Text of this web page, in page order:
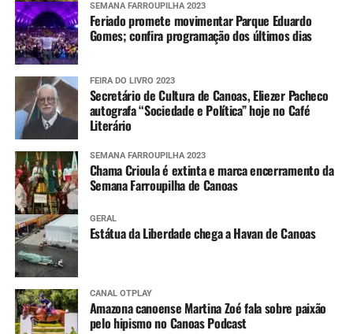
SEMANA FARROUPILHA 2023
Feriado promete movimentar Parque Eduardo
Gomes; confira programação dos últimos dias
FEIRA DO LIVRO 2023
Secretário de Cultura de Canoas, Eliezer Pacheco
autografa “Sociedade e Política” hoje no Café
Literário
SEMANA FARROUPILHA 2023
Chama Crioula é extinta e marca encerramento da
Semana Farroupilha de Canoas
GERAL
Estátua da Liberdade chega a Havan de Canoas
CANAL OTPLAY
Amazona canoense Martina Zoé fala sobre paixão
pelo hipismo no Canoas Podcast